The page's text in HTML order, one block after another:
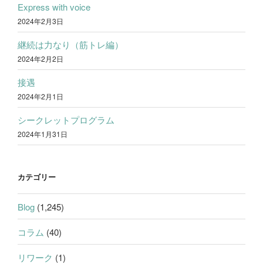
Express with voice
2024年2月3日
継続は力なり（筋トレ編）
2024年2月2日
接遇
2024年2月1日
シークレットプログラム
2024年1月31日
カテゴリー
Blog (1,245)
コラム (40)
リワーク (1)